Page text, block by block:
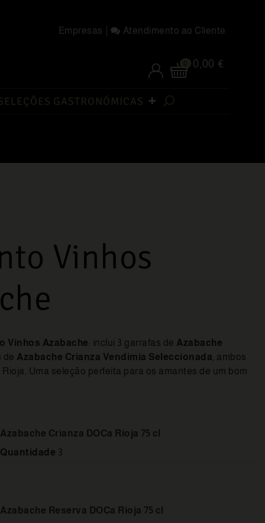
Empresas Atendimento ao Cliente
0 0,00 €
GASTRONÓMICAS
Vinhos
Vinhos Azabache: inclui 3 garrafas de Azabache
de Azabache Crianza Vendimia Seleccionada , ambos
Uma seleção perfeita para os amantes de um bom
Azabache Crianza DOCa Rioja 75 cl
Quantidade 3
Azabache Reserva DOCa Rioja 75 cl